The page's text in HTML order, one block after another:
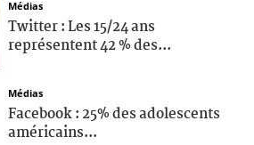
Médias
Twitter : Les 15/24 ans
représentent 42 % des...
Médias
Facebook : 25% des adolescents
américains...